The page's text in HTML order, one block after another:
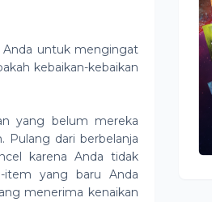
untuk mengingat
kebaikan-kebaikan
yang belum mereka
Pulang dari berbelanja
karena Anda tidak
item yang baru Anda
menerima kenaikan